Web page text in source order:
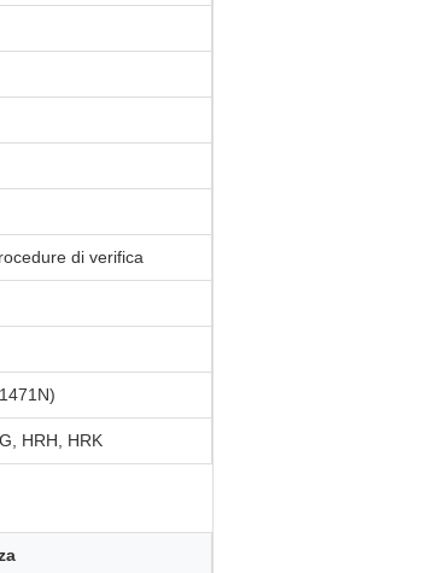
di verifica
HRH, HRK